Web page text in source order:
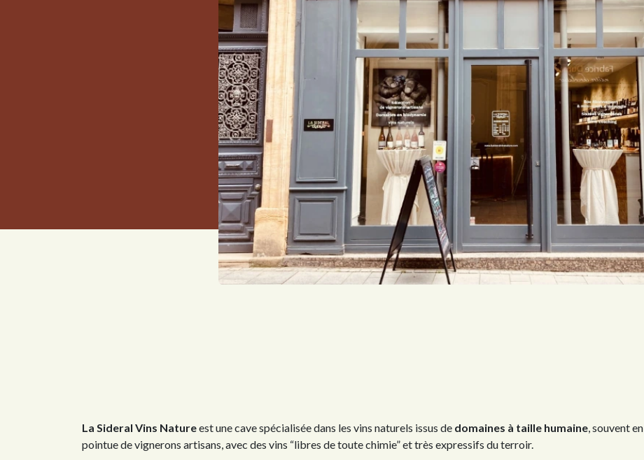
La Sideral Vins Natureest une cave spécialisée dans les vins naturels issus de domaines à taille humaine, souvent en
pointue de vignerons artisans, avec des vins “libres de toute chimie” et très expressifs du terroir.